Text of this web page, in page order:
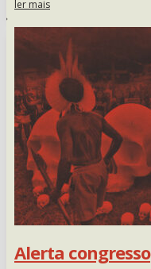
ler mais
Alerta congresso